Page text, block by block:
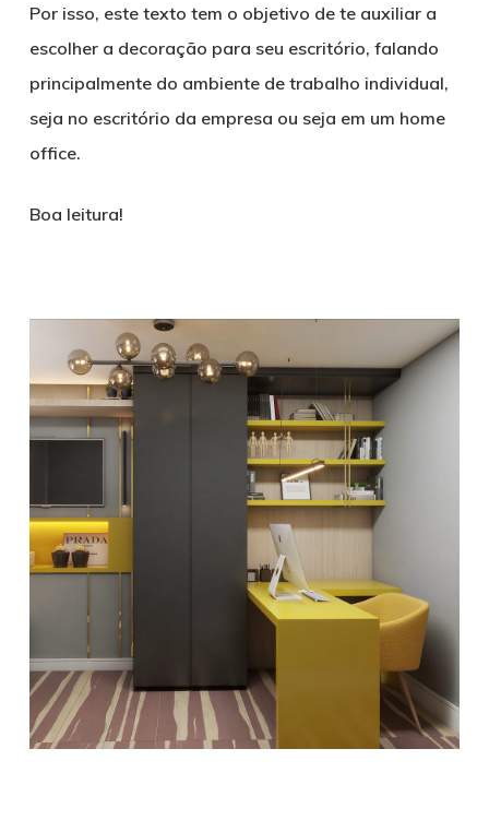
Por isso, este texto tem o objetivo de te auxiliar a
escolher a decoração para seu escritório, falando
principalmente do ambiente de trabalho individual,
seja no escritório da empresa ou seja em um home
office.
Boa leitura!